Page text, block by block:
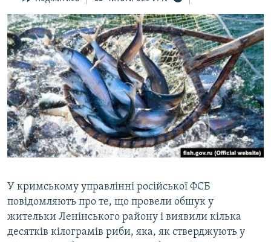
Перейти
до
пошуку
ПОГЛЯД
ІНТЕРВ'Ю
ВСЕ ЗА ДЕНЬ
СПЕЦПРОЕКТИ
ДЕПОРТАЦІЯ
ВІДЕОУРОКИ «ELIFBE»
СВІДЧЕННЯ ОКУПАЦІЇ
ІНФОГРАФІКА
ЯК ОБІЙТИ БЛОКУВАННЯ
Русский
Qırımtatar
ДОЛУЧАЙСЯ!
У кримському управлінні російської ФСБ
повідомляють про те, що провели обшук у
жительки Ленінського району і виявили кілька
десятків кілограмів риби, яка, як стверджують у